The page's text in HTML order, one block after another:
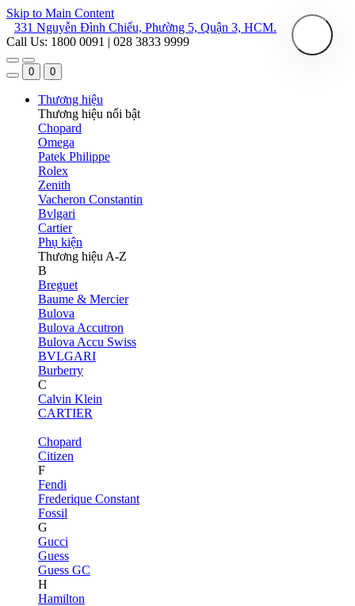
Skip to Main Content
331 Nguyễn Đình Chiểu, Phường 5, Quận 3, HCM.
Call Us: 1800 0091 | 028 3833 9999
0 0
Thương hiệu
Thương hiệu nổi bật
Chopard
Omega
Patek Philippe
Rolex
Zenith
Vacheron Constantin
Bvlgari
Cartier
Phụ kiện
Thương hiệu A-Z
B
Breguet
Baume & Mercier
Bulova
Bulova Accutron
Bulova Accu Swiss
BVLGARI
Burberry
C
Calvin Klein
CARTIER
Chopard
Citizen
F
Fendi
Frederique Constant
Fossil
G
Gucci
Guess
Guess GC
H
Hamilton